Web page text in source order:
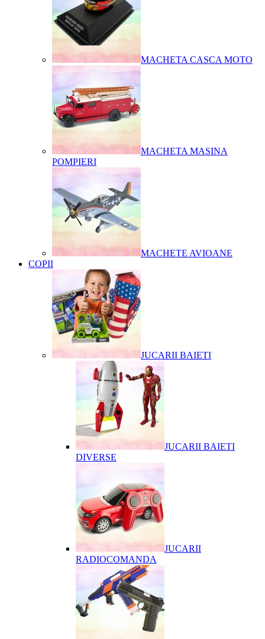
MACHETA CASCA MOTO
MACHETA MASINA
POMPIERI
MACHETE AVIOANE
COPII
JUCARII BAIETI
JUCARII BAIETI
DIVERSE
JUCARII
RADIOCOMANDA